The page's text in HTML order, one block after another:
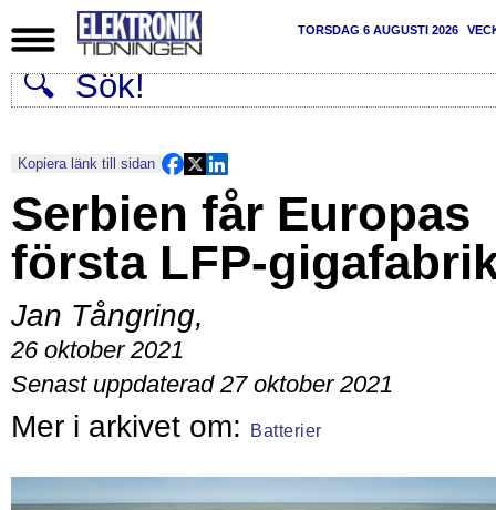
TORSDAG 6 AUGUSTI 2026
Kopiera länk till sidan
Serbien får Europas
första LFP-
Jan Tångring,
26 oktober 2021
Senast uppdaterad 27 oktober 2021
Batterier